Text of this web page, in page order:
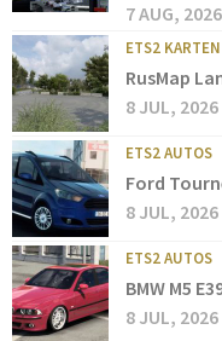
7 AUG, 2026
ETS2 KARTEN
RusMap
8 JUL, 2026
ETS2 AUTOS
Ford
8 JUL, 2026
ETS2 AUTOS
BMW M5
8 JUL, 2026